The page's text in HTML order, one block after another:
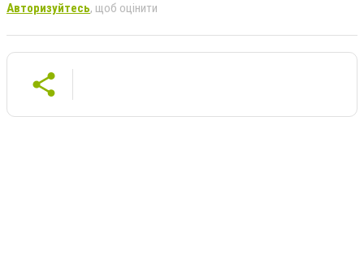
Авторизуйтесь, щоб оцінити